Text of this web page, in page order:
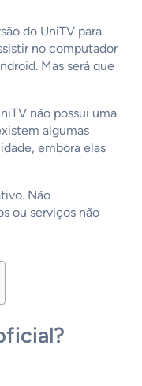
do UniTV para
no computador
Mas será que
não possui uma
algumas
embora elas
Não
ou serviços não